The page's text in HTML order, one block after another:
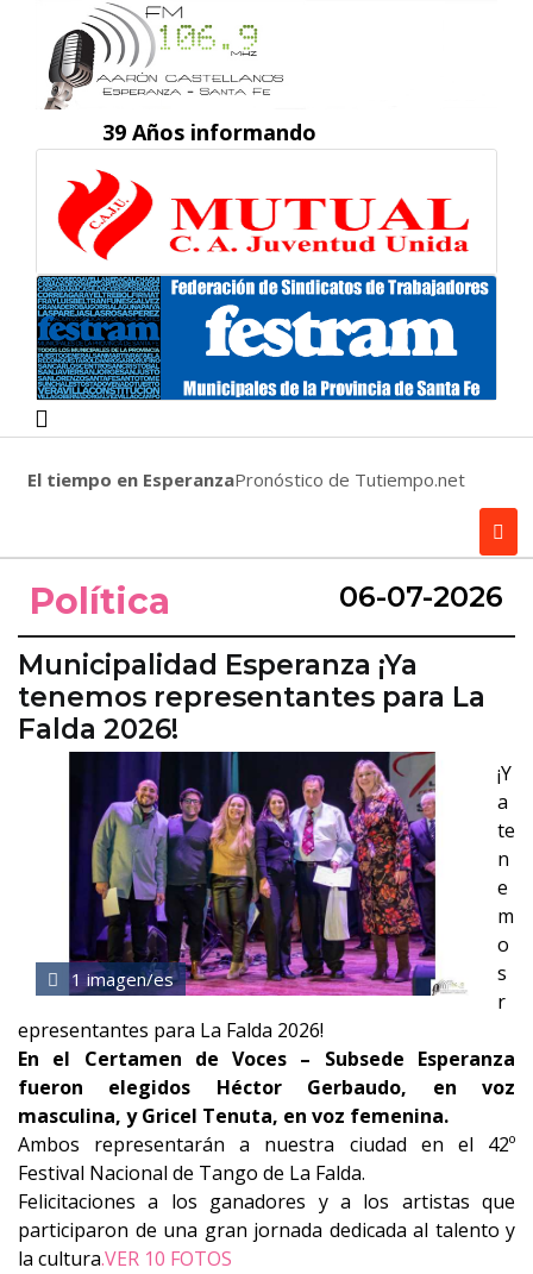
39 Años informando
El tiempo en EsperanzaPronóstico de Tutiempo.net
Política 06-07-2026
Municipalidad Esperanza ¡Ya
tenemos representantes para La
Falda 2026!
1 imagen/es
¡Y
a
te
n
e
m
o
s
r
epresentantes para La Falda 2026!
En el Certamen de Voces – Subsede Esperanza
fueron elegidos Héctor Gerbaudo, en voz
masculina, y Gricel Tenuta, en voz femenina.
Ambos representarán a nuestra ciudad en el 42º
Festival Nacional de Tango de La Falda.
Felicitaciones a los ganadores y a los artistas que
participaron de una gran jornada dedicada al talento y
la cultura.VER 10 FOTOS